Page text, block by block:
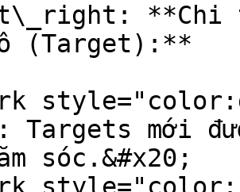
**Chi
(Target):**
Targets mới
sóc.&#x20;